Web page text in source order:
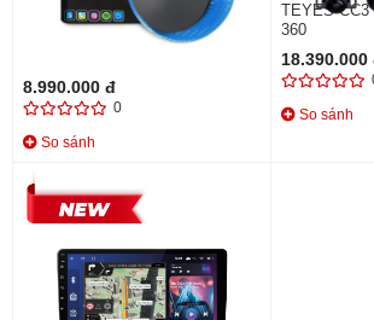
ANDROID VIETMAP BOX BS10
(8GB - 128GB)
8.990.000 đ
0
So sánh
TEYES CC3
360
18.390.000
So sánh